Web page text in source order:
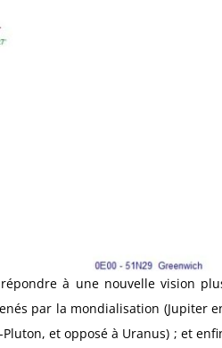
à une nouvelle vision
par la mondialisation (Jupiter
et opposé à Uranus) ; et